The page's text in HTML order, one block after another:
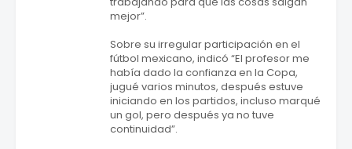
mejor”.
Sobre su irregular participación en el
fútbol mexicano, indicó “El profesor me
había dado la confianza en la Copa,
jugué varios minutos, después estuve
iniciando en los partidos, incluso marqué
un gol, pero después ya no tuve
continuidad”.